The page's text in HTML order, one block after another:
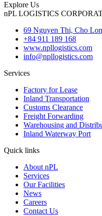
Explore Us
nPL LOGISTICS
69 Nguyen Thi, Cho
+84 911 189 168
www.npllogistics.com
info@npllogistics.com
Services
Factory for Lease
Inland Transportation
Customs Clearance
Freight Forwarding
Warehousing and
Inland Waterway Port
Quick links
About nPL
Services
Our Facilities
News
Careers
Contact Us